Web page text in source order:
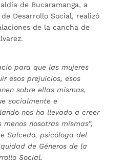
de Bucaramanga, a
Desarrollo Social, realizó
de la cancha de
para que las mujeres
esos prejuicios, esos
sobre ellas mismas,
socialmente e
nos ha llevado a creer
nosotras mismas”,
Salcedo, psicóloga del
de Géneros de la
Social.